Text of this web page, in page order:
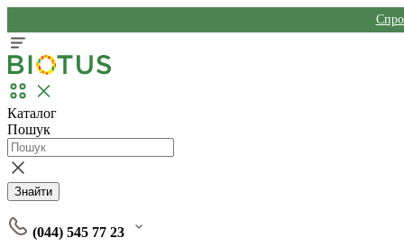
Каталог
Пошук
Знайти
(044) 545 77 23